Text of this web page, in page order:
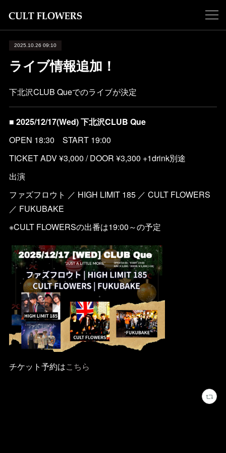
2025.10.26 09:10
ライブ情報追加！
下北沢CLUB Queでのライブが決定
■ 2025/12/17(Wed) 下北沢CLUB Que
OPEN 18:30 START 19:00
TICKET ADV ¥3,000 / DOOR ¥3,300 +1drink別途
出演
ファズフロウト ／ HIGH LIMIT 185 ／ CULT FLOWERS
／ FUKUBAKE
※CULT FLOWERSの出番は19:00～の予定
チケット予約はこちら